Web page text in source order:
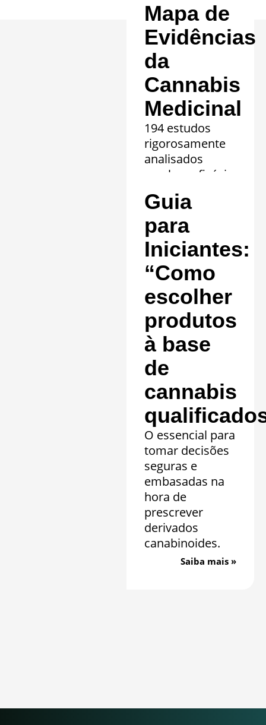
Mapa de
Evidências
da
Cannabis
Medicinal
194 estudos
rigorosamente
analisados
revelam eficácia
comprovada em
20 quadros
clínicos.
Saiba mais »
Guia
para
Iniciantes:
“Como
escolher
produtos
à base
de
cannabis
O essencial para
tomar decisões
seguras e
embasadas na
hora de
prescrever
derivados
canabinoides.
Saiba mais »